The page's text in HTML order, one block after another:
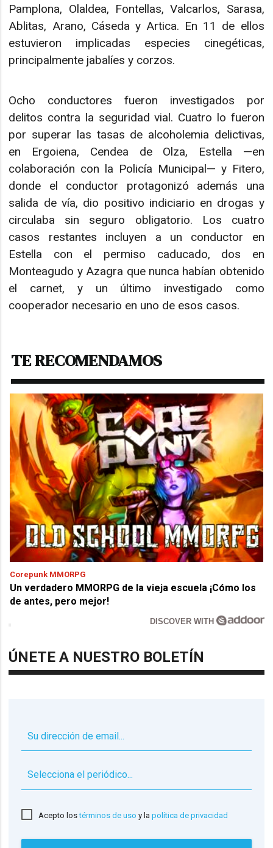
Pamplona, Olaldea, Fontellas, Valcarlos, Sarasa,
Ablitas, Arano, Cáseda y Artica. En 11 de ellos
estuvieron implicadas especies cinegéticas,
principalmente jabalíes y corzos.
Ocho conductores fueron investigados por
delitos contra la seguridad vial. Cuatro lo fueron
por superar las tasas de alcoholemia delictivas,
en Ergoiena, Cendea de Olza, Estella —en
colaboración con la Policía Municipal— y Fitero,
donde el conductor protagonizó además una
salida de vía, dio positivo indiciario en drogas y
circulaba sin seguro obligatorio. Los cuatro
casos restantes incluyen a un conductor en
Estella con el permiso caducado, dos en
Monteagudo y Azagra que nunca habían obtenido
el carnet, y un último investigado como
cooperador necesario en uno de esos casos.
TE RECOMENDAMOS
Corepunk MMORPG
Un verdadero MMORPG de la vieja escuela ¡Cómo los
de antes, pero mejor!
DISCOVER WITH
ÚNETE A NUESTRO BOLETÍN
Acepto lostérminos de uso y lapolítica de privacidad